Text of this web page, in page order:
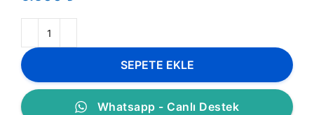
SEPETE EKLE
Whatsapp - Canlı Destek